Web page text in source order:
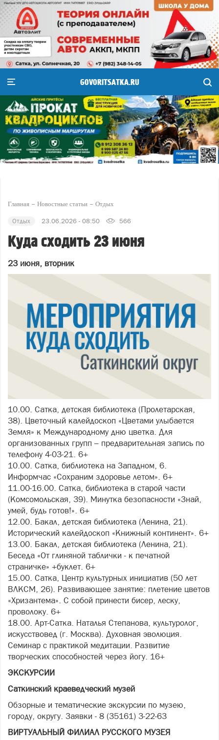
GOVORITSATKA.RU
Главная Новостные статьи Отдых
Отдых 23.06.2026 - 08:50 566
Куда сходить 23 июня
23 июня, вторник
10.00. Сатка, детская библиотека (Пролетарская,
38). Цветочный калейдоскоп «Цветами улыбается
Земля» к Международному дню цветка. Для
организованных групп – предварительная запись по
телефону 4-03-21. 6+
10.00. Сатка, библиотека на Западном, 6.
Информчас «Сохраним здоровье летом». 6+
11.00-16.00. Сатка, библиотека в старой части
(Комсомольская, 39). Минутка безопасности «Знай,
умей, будь готов!». 6+
12.00. Бакал, детская библиотека (Ленина, 21).
Исторический калейдоскоп «Книжный континент». 6+
13.00. Бакал, детская библиотека (Ленина, 21).
Беседа «От глиняной таблички - к печатной
страничке» +буклет. 6+
15.00. Сатка, Центр культурных инициатив (50 лет
ВЛКСМ, 26). Развивающее занятие: плетение цветов
«Хризантема». С собой принести бисер, леску,
проволоку. 6+
18.00. Арт-Сатка. Наталья Степанова, культуролог,
искусствовед (г. Москва). Духовная эволюция.
Семинар с практикой медитации. Развитие
творческих способностей через йогу. 16+
ЭКСКУРСИИ
Саткинский краеведческий музей
Обзорные и тематические экскурсии по музею,
городу, округу. Заявки - 8 (35161) 3-22-63
ВИРТУАЛЬНЫЙ ФИЛИАЛ РУССКОГО МУЗЕЯ